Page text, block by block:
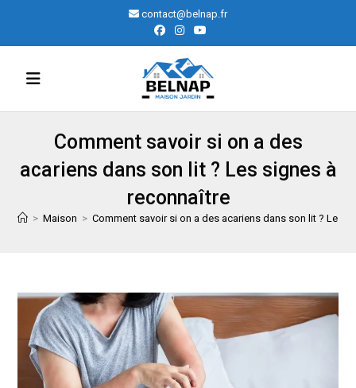
content
contact@belnap.fr
Comment savoir si on a des
acariens dans son lit ? Les signes à
reconnaître
> Maison > Comment savoir si on a des acariens dans son lit ? Les